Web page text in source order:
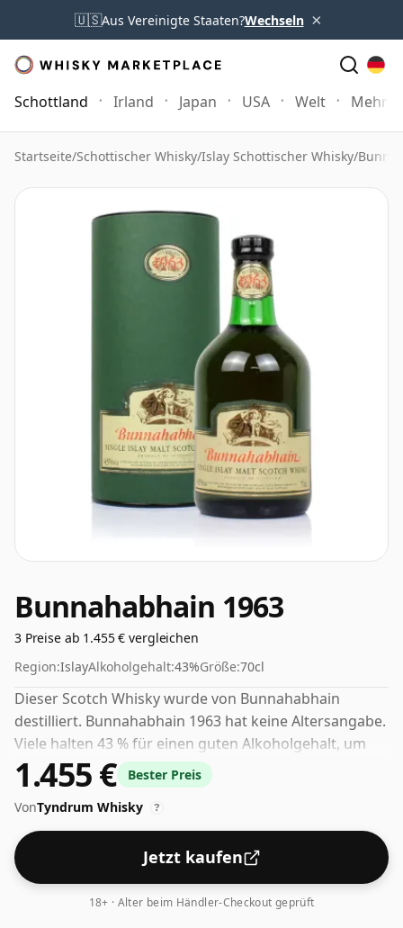
🇺🇸Aus Vereinigte Staaten?Wechseln ×
Schottland Irland Japan USA Welt Mehr
Startseite/Schottischer Whisky/Islay Schottischer Whisky/
Bunnahabhain 1963
3 Preise ab 1.455 € vergleichen
Region:IslayAlkoholgehalt:43%Größe:70cl
Dieser Scotch Whisky wurde von Bunnahabhain
destilliert. Bunnahabhain 1963 hat keine Altersangabe.
Viele halten 43 % für einen guten Alkoholgehalt, um
das „Mundgefühl“ und den vollen Geschmack von
Whisky zu erleben.
1.455 €
Bester Preis
VonTyndrum Whisky ?
Jetzt kaufen
18+ · Alter beim Händler-Checkout geprüft